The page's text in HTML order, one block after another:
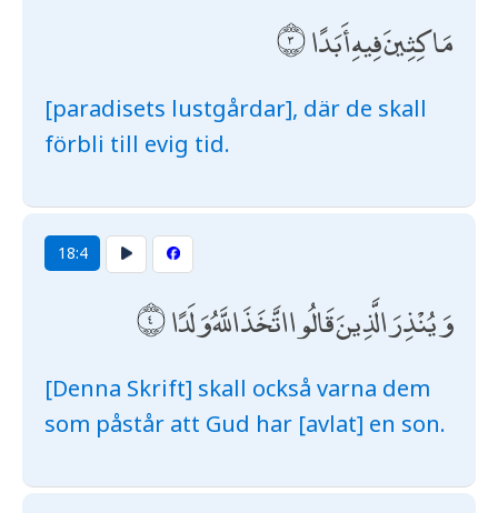
مَاكِثِينَ فِيهِ أَبَدًا
[paradisets lustgårdar], där de skall
förbli till evig tid.
18:4
وَيُنْذِرَ الَّذِينَ قَالُوا اتَّخَذَ اللَّهُ وَلَدًا
[Denna Skrift] skall också varna dem
som påstår att Gud har [avlat] en son.